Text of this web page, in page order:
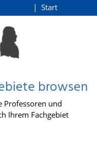
Start
browsen
Professoren und
Ihrem Fachgebiet